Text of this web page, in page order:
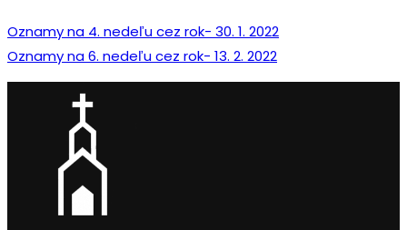
Oznamy na 4. nedeľu cez rok- 30. 1. 2022
Oznamy na 6. nedeľu cez rok- 13. 2. 2022